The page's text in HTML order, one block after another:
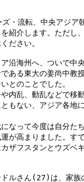
・流転、中央アジア
紹介します。ただし
ださい。
沿海州へ、ついで中
ある東大の姜尚中教
とのことでした。
内乱、動乱などで移
もない、アジア各地
なって今度は自分た
が高まりました。す
ザフスタンとウズベ
ルさん(27)は、家族